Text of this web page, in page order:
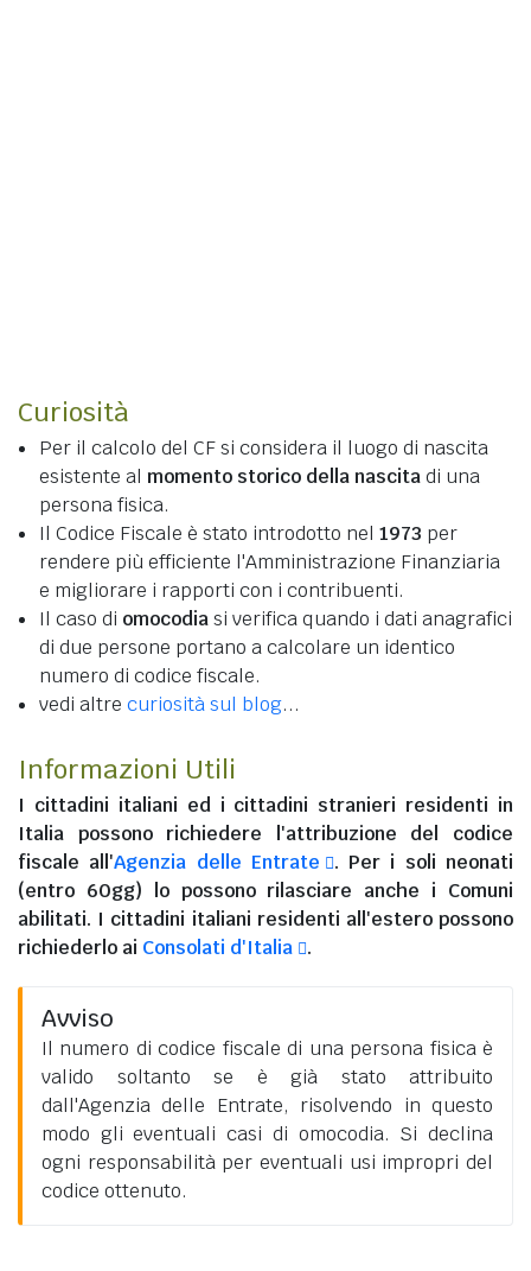
Curiosità
Per il calcolo del CF si considera il luogo di nascita
esistente al momento storico della nascitadi una
persona fisica.
Il Codice Fiscale è stato introdotto nel 1973 per
rendere più efficiente l'Amministrazione Finanziaria
e migliorare i rapporti con i contribuenti.
Il caso di omocodiasi verifica quando i dati anagrafici
di due persone portano a calcolare un identico
numero di codice fiscale.
vedi altre curiosità sul blog...
Informazioni Utili
I cittadini italiani ed i cittadini stranieri residenti in
Italia possono richiedere l'attribuzione del codice
fiscale all'Agenzia delle Entrate
. Per i soli neonati
(entro 60gg) lo possono rilasciare anche i Comuni
abilitati. I cittadini italiani residenti all'esteropossono
richiederlo ai Consolati d'Italia .
Avviso
Il numero di codice fiscale di una persona fisica è
valido soltanto se è già stato attribuito
dall'Agenzia delle Entrate, risolvendo in questo
modo gli eventuali casi di omocodia. Si declina
ogni responsabilità per eventuali usi impropri del
codice ottenuto.